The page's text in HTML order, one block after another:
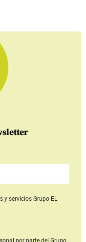
y serviciosGrupo EL
por parte del Grupo